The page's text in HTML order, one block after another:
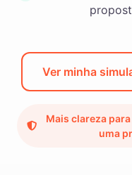
Ver minha
Mais clareza
uma